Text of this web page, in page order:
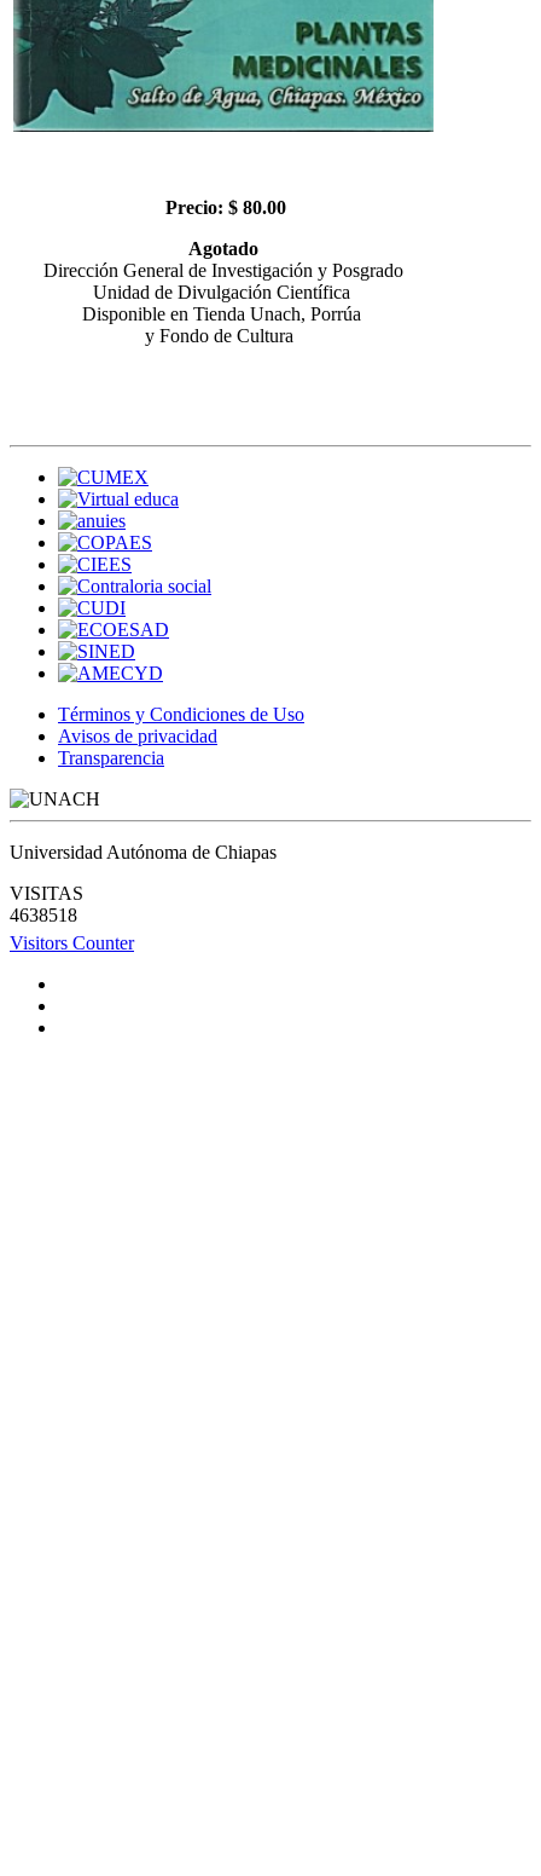
Precio: $ 80.00
Agotado
Dirección General de Investigación y Posgrado
Unidad de Divulgación Científica
Disponible en Tienda Unach, Porrúa
y Fondo de Cultura
Términos y Condiciones de Uso
Avisos de privacidad
Transparencia
Universidad Autónoma de Chiapas
VISITAS
4638518
Visitors Counter